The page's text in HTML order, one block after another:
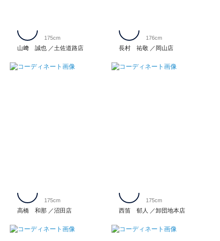
山﨑 誠也 土佐道路店
175cm
長村 祐敬 岡山店
176cm
高橋 和那 沼田店
175cm
西笛 郁人 卸団地本店
175cm